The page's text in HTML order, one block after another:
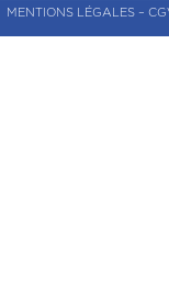
MENTIONS LÉGALES–